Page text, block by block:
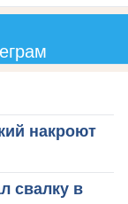
накроют
свалку в